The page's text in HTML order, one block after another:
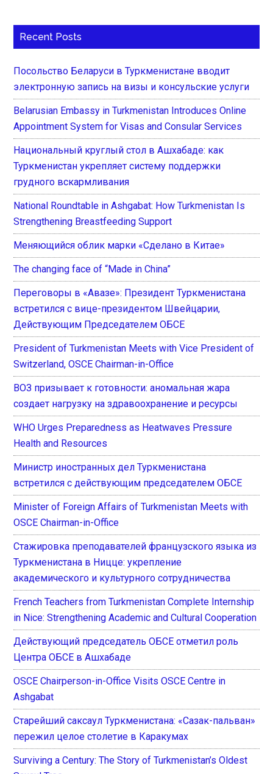
Recent Posts
Посольство Беларуси в Туркменистане вводит
электронную запись на визы и консульские услуги
Belarusian Embassy in Turkmenistan Introduces Online
Appointment System for Visas and Consular Services
Национальный круглый стол в Ашхабаде: как
Туркменистан укрепляет систему поддержки
грудного вскармливания
National Roundtable in Ashgabat: How Turkmenistan Is
Strengthening Breastfeeding Support
Меняющийся облик марки «Сделано в Китае»
The changing face of “Made in China”
Переговоры в «Авазе»: Президент Туркменистана
встретился с вице-президентом Швейцарии,
Действующим Председателем ОБСЕ
President of Turkmenistan Meets with Vice President of
Switzerland, OSCE Chairman-in-Office
ВОЗ призывает к готовности: аномальная жара
создает нагрузку на здравоохранение и ресурсы
WHO Urges Preparedness as Heatwaves Pressure
Health and Resources
Министр иностранных дел Туркменистана
встретился с действующим председателем ОБСЕ
Minister of Foreign Affairs of Turkmenistan Meets with
OSCE Chairman-in-Office
Стажировка преподавателей французского языка из
Туркменистана в Ницце: укрепление
академического и культурного сотрудничества
French Teachers from Turkmenistan Complete Internship
in Nice: Strengthening Academic and Cultural Cooperation
Действующий председатель ОБСЕ отметил роль
Центра ОБСЕ в Ашхабаде
OSCE Chairperson-in-Office Visits OSCE Centre in
Ashgabat
Старейший саксаул Туркменистана: «Сазак-пальван»
пережил целое столетие в Каракумах
Surviving a Century: The Story of Turkmenistan’s Oldest